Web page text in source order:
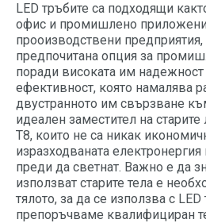
LED тръбите са подходящи
офис и промишлено
прооизводствени предприятия,
предпочитана опция за
поради високата им
ефективност, която намалява
двустранното им свързване
идеален заместител на
T8, които не са никак
изразходваната електронергия
преди да светнат. Важно е да
използват старите тела е
тялото, за да се използва с LED
препоръчваме квалифициран